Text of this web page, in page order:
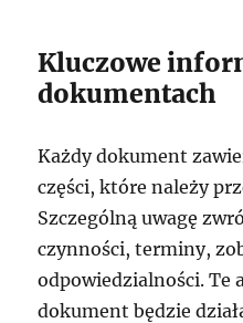
Kluczowe
dokumentach
Każdy dokument
części, które należy
Szczególną uwagę
czynności, terminy,
odpowiedzialności. Te
dokument będzie